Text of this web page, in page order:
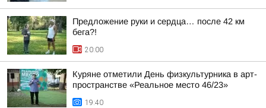
Предложение руки и сердца… после 42 км
бега?!
20:00
Куряне отметили День физкультурника в арт-
пространстве «Реальное место 46/23»
19:40